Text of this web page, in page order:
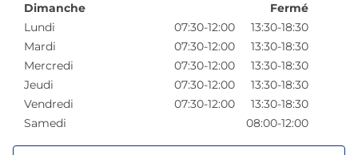
Dimanche
Fermé
Lundi
07:30-12:00
13:30-18:30
Mardi
07:30-12:00
13:30-18:30
Mercredi
07:30-12:00
13:30-18:30
Jeudi
07:30-12:00
13:30-18:30
Vendredi
07:30-12:00
13:30-18:30
Samedi
08:00-12:00